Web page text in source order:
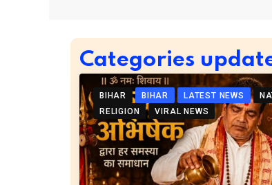
Categories
BIHAR BIHAR LATEST NEWS
RELIGION
VIRAL NEWS